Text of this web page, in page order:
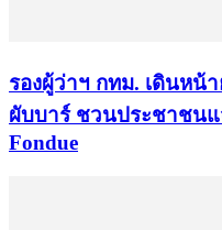
รองผู้ว่าฯ กทม. เดินหน้
ผับบาร์ ชวนประชาชนแ
Fondue